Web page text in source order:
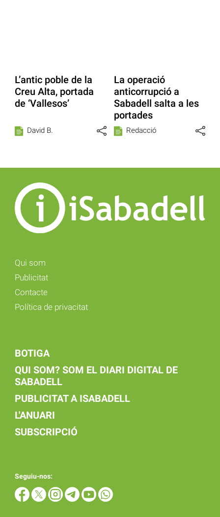
L’antic poble de la
Creu Alta, portada
de ‘Vallesos’
David B.
La operació
anticorrupció a
Sabadell salta a les
portades
Redacció
Qui som
Publicitat
Contacte
Política de privacitat
BOTIGA
QUI SOM? SOM EL DIARI DIGITAL DE
SABADELL
PUBLICITAT A ISABADELL
L'ANUARI
SUBSCRIPCIÓ
Seguiu-nos: